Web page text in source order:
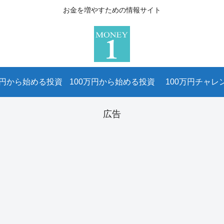
お金を増やすための情報サイト
から始める投資 100万円から始める投資 100万円チャレ
広告